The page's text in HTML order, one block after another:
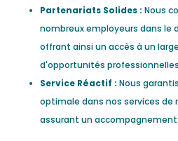
Partenariats Solides : Nous
nombreux employeurs dans le
offrant ainsi un accès à un
d'opportunités
Service Réactif : Nous
optimale dans nos services de
assurant un